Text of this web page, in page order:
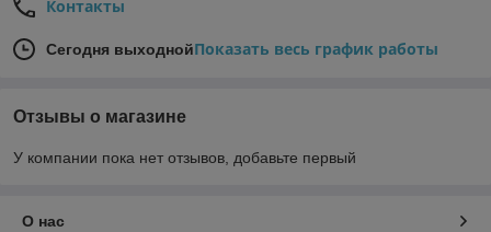
Контакты
Сегодня выходнойПоказать весь график работы
Отзывы о магазине
У компании пока нет отзывов, добавьте первый
О нас